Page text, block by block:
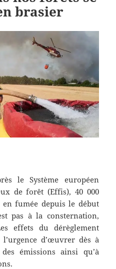
brasier
le Système européen
de forêt (Effis), 40 000
fumée depuis le début
pas à la consternation,
effets du dérèglement
d’œuvrer dès à
émissions ainsi qu’à